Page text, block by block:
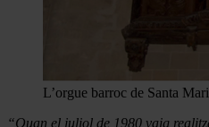
L’orgue barroc de Santa
“Quan el juliol de 1980 vaig